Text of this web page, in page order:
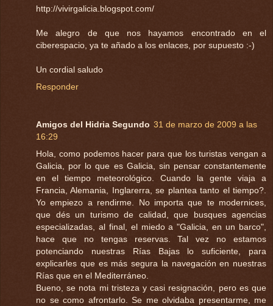
http://vivirgalicia.blogspot.com/
Me alegro de que nos hayamos encontrado en el
ciberespacio, ya te añado a los enlaces, por supuesto :-)
Un cordial saludo
Responder
Amigos del Hidria Segundo 31 de marzo de 2009 a las
16:29
Hola, como podemos hacer para que los turistas vengan a
Galicia, por lo que es Galicia, sin pensar constantemente
en el tiempo meteorológico. Cuando la gente viaja a
Francia, Alemania, Inglarerra, se plantea tanto el tiempo?.
Yo empiezo a rendirme. No importa que te modernices,
que dés un turismo de calidad, que busques agencias
especializadas, al final, el miedo a "Galicia, en un barco",
hace que no tengas reservas. Tal vez no estamos
potenciando nuestras Rías Bajas lo suficiente, para
explicarles que es más segura la navegación en nuestras
Rías que en el Mediterráneo.
Bueno, se nota mi tristeza y casi resignación, pero es que
no se como afrontarlo. Se me olvidaba presentarme, me